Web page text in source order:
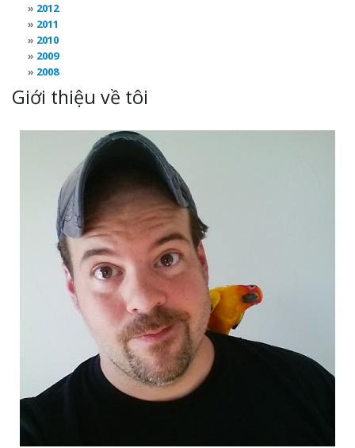
2012
2011
2010
2009
2008
Giới thiệu về tôi